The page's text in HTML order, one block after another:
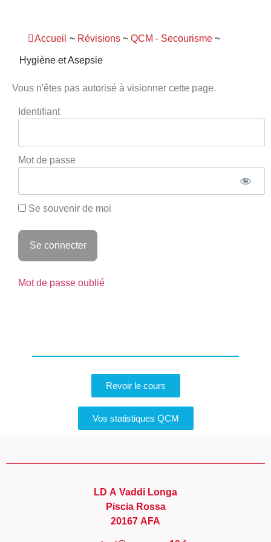
Accueil ~ Révisions ~ QCM - Secourisme ~
Hygiène et Asepsie
Vous n'êtes pas autorisé à visionner cette page.
Identifiant
Mot de passe
Se souvenir de moi
Mot de passe oublié
Revoir le cours
Vos statistiques QCM
LD A Vaddi Longa
Piscia Rossa
20167 AFA